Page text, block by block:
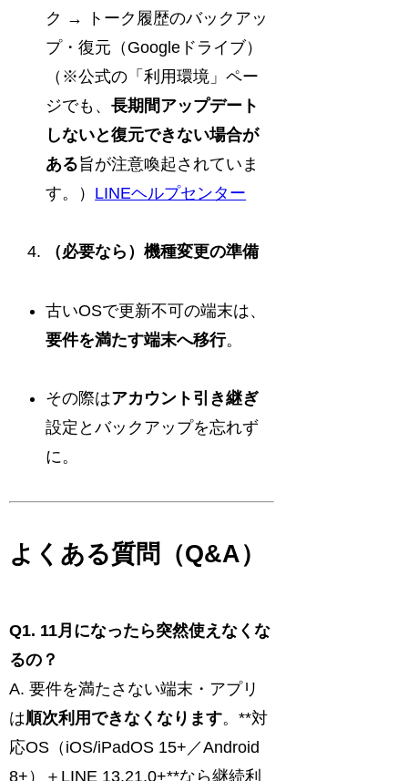
ク → トーク履歴のバックアッ
プ・復元（Googleドライブ）
（※公式の「利用環境」ペー
ジでも、長期間アップデート
しないと復元できない場合が
ある旨が注意喚起されていま
す。） LINEヘルプセンター
（必要なら）機種変更の準備
古いOSで更新不可の端末は、
要件を満たす端末へ移行。
その際はアカウント引き継ぎ
設定とバックアップを忘れず
に。
よくある質問（Q&A）
Q1. 11月になったら突然使えなくな
るの？
A. 要件を満たさない端末・アプリ
は順次利用できなくなります。**対
応OS（iOS/iPadOS 15+／Android
8+）＋LINE 13.21.0+**なら継続利